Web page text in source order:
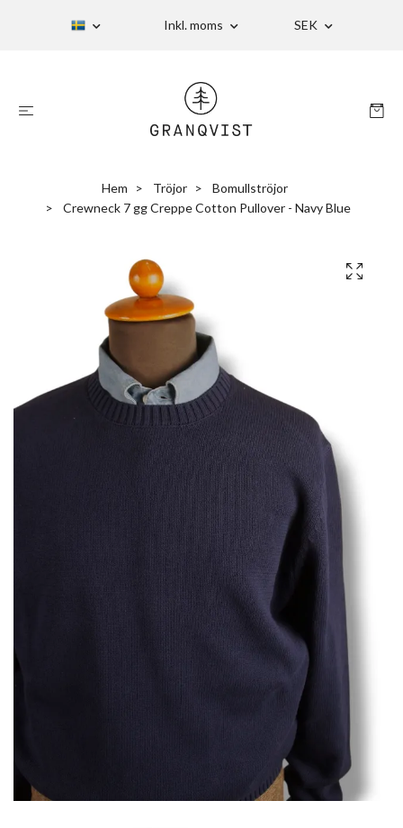
Inkl. moms SEK
Hem Tröjor
Bomullströjor
Crewneck 7 gg Creppe Cotton Pullover - Navy Blue